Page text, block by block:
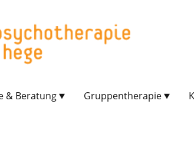
& Beratung Gruppentherapie